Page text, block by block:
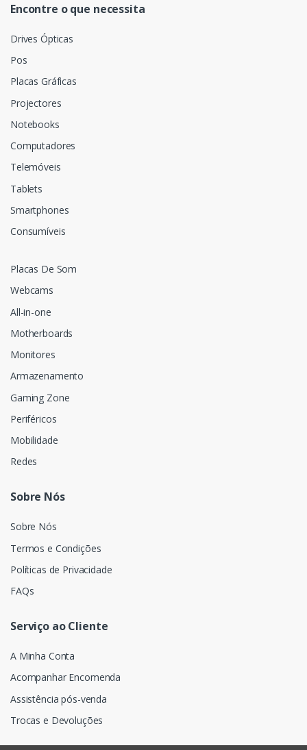
Encontre o que necessita
Drives Ópticas
Pos
Placas Gráficas
Projectores
Notebooks
Computadores
Telemóveis
Tablets
Smartphones
Consumíveis
Placas De Som
Webcams
All-in-one
Motherboards
Monitores
Armazenamento
Gaming Zone
Periféricos
Mobilidade
Redes
Sobre Nós
Sobre Nós
Termos e Condições
Políticas de Privacidade
FAQs
Serviço ao Cliente
A Minha Conta
Acompanhar Encomenda
Assistência pós-venda
Trocas e Devoluções